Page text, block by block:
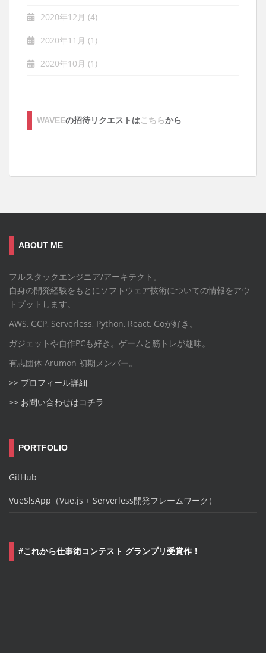
2020年12月 (4)
2020年11月 (1)
2020年10月 (1)
WAVEEの招待リクエストはこちらから
ABOUT ME
フルスタックエンジニア/アーキテクト。
自身の開発経験をもとにソフトウェア技術についての情報をアウ
トプットします。
AWS, GCP, Serverless, Python, React, Goが好き。
ガジェットや自作PCも好き。ゲームと筋トレが趣味。
有志団体 Arumon 初期メンバー。
>> プロフィール詳細
>> お問い合わせはコチラ
PORTFOLIO
GitHub
VueSlsApp（Vue.js + Serverless開発フレームワーク）
#これから仕事術コンテスト グランプリ受賞作！